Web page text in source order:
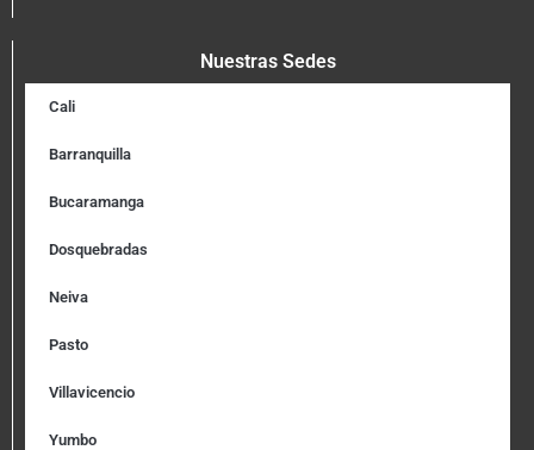
Nuestras Sedes
Cali
Barranquilla
Bucaramanga
Dosquebradas
Neiva
Pasto
Villavicencio
Yumbo